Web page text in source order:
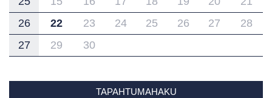
26
22 23 24 25 26 27
28
27
29 30
TAPAHTUMAHAKU